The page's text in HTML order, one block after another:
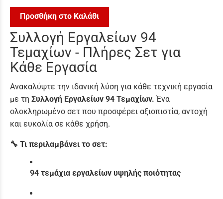
Προσθήκη στο Καλάθι
Συλλογή Εργαλείων 94
Τεμαχίων - Πλήρες Σετ για
Κάθε Εργασία
Ανακαλύψτε την ιδανική λύση για κάθε τεχνική εργασία
με τη Συλλογή Εργαλείων 94 Τεμαχίων. Ένα
ολοκληρωμένο σετ που προσφέρει αξιοπιστία, αντοχή
και ευκολία σε κάθε χρήση.
🔧 Τι περιλαμβάνει το σετ:
94 τεμάχια εργαλείων υψηλής ποιότητας